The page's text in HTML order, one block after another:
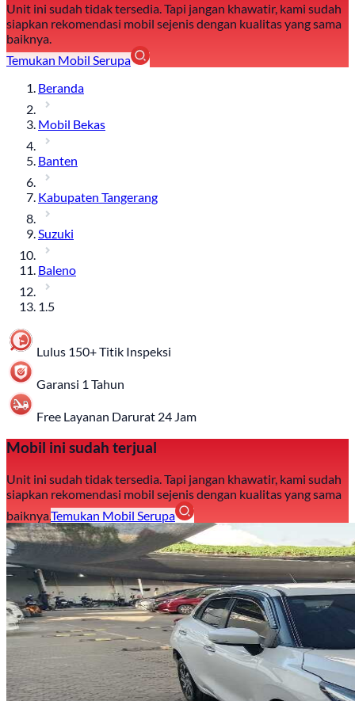
Unit ini sudah tidak tersedia. Tapi jangan khawatir, kami sudah
siapkan rekomendasi mobil sejenis dengan kualitas yang sama
baiknya.
Temukan Mobil Serupa
Beranda
Mobil Bekas
Banten
Kabupaten Tangerang
Suzuki
Baleno
1.5
Lulus 150+ Titik Inspeksi
Garansi 1 Tahun
Free Layanan Darurat 24 Jam
Mobil ini sudah terjual
Unit ini sudah tidak tersedia. Tapi jangan khawatir, kami sudah
siapkan rekomendasi mobil sejenis dengan kualitas yang sama
baiknya.Temukan Mobil Serupa